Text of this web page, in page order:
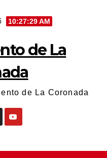
10:27:29 AM
de La
de La Coronada